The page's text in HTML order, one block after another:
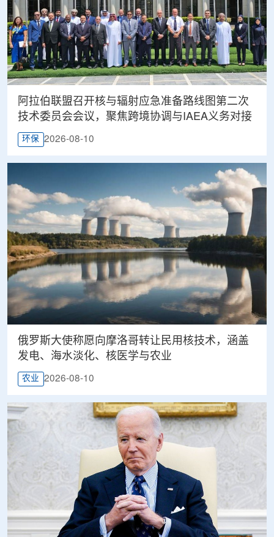
阿拉伯联盟召开核与辐射应急准备路线图第二次
技术委员会会议，聚焦跨境协调与IAEA义务对接
环保 2026-08-10
俄罗斯大使称愿向摩洛哥转让民用核技术，涵盖
发电、海水淡化、核医学与农业
农业 2026-08-10